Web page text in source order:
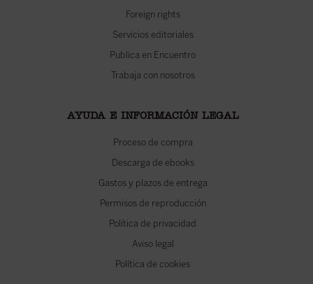
Foreign rights
Servicios editoriales
Publica en Encuentro
Trabaja con nosotros
AYUDA E INFORMACIÓN LEGAL
Proceso de compra
Descarga de ebooks
Gastos y plazos de entrega
Permisos de reproducción
Política de privacidad
Aviso legal
Política de cookies